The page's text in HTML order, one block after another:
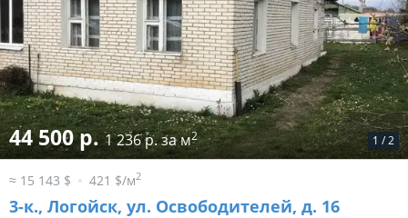
1 /2
44 500 р.1 236 р. за м2
≈ 15 143 $ 421 $/м2
3-к., Логойск, ул. Освободителей, д. 16